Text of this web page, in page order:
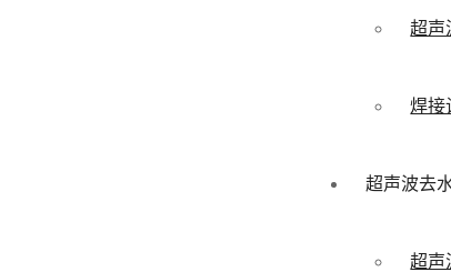
超声
焊接
超声波去
超声